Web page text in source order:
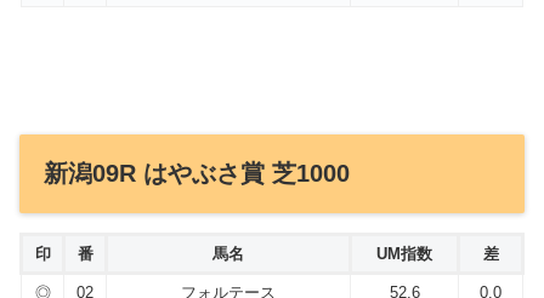
新潟09R はやぶさ賞 芝1000
印 番 馬名 UM指数 差
◎ 02 フォルテース 52.6 0.0